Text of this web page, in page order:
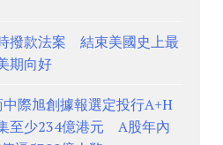
撥款法案 結束美國史上最
期向好
際旭創據報選定投行A+H
至少234億港元 A股年內